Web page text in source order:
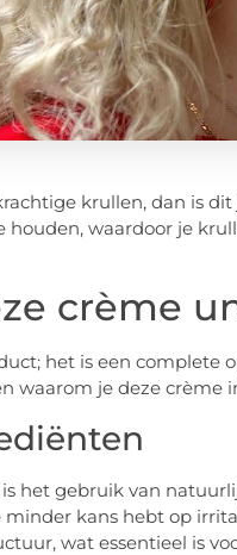
krullen, dan is
houden, waardoor je
crème
het is een complete
waarom je deze
het gebruik van
kans hebt op
wat essentieel is